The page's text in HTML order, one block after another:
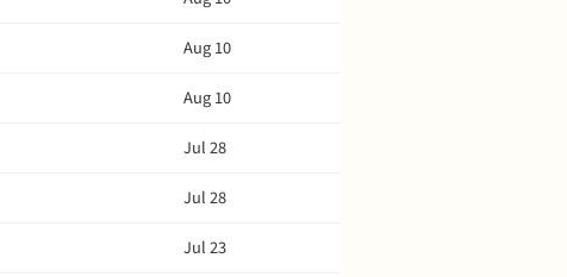
Aug 10
Aug 10
Jul 28
Jul 28
Jul 23